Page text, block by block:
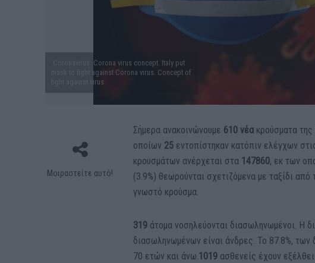
.Coronavirus. Corona virus concept. Italy put
mask to fight against Corona virus. Concept of
fight against virus
Μοιραστείτε αυτό!
Σήμερα ανακοινώνουμε 610 νέα κρούσματα
οποίων 25 εντοπίστηκαν κατόπιν ελέγχων
κρουσμάτων ανέρχεται στα 147860, εκ των
(3.9%) θεωρούνται σχετιζόμενα με ταξίδι
γνωστό κρούσμα.
319 άτομα νοσηλεύονται διασωληνωμένοι. Η
διασωληνωμένων είναι άνδρες. To 87.8%, των
70 ετών και άνω.1019 ασθενείς έχουν